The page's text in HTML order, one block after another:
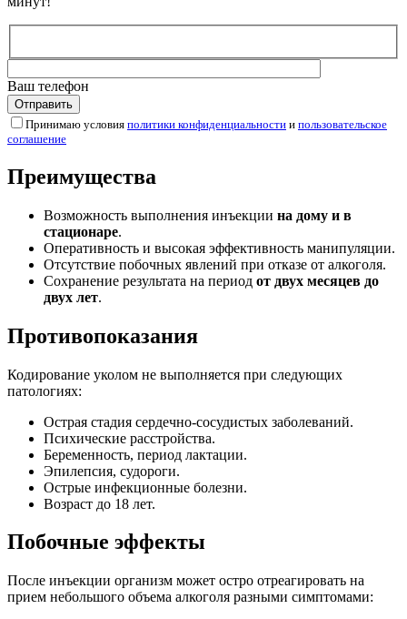
Ваш телефон
Принимаю условия политики конфиденциальности и пользовательское
соглашение
Преимущества
Возможность выполнения инъекции на дому и в
стационаре.
Оперативность и высокая эффективность манипуляции.
Отсутствие побочных явлений при отказе от алкоголя.
Сохранение результата на период от двух месяцев до
двух лет.
Противопоказания
Кодирование уколом не выполняется при следующих
патологиях:
Острая стадия сердечно-сосудистых заболеваний.
Психические расстройства.
Беременность, период лактации.
Эпилепсия, судороги.
Острые инфекционные болезни.
Возраст до 18 лет.
Побочные эффекты
После инъекции организм может остро отреагировать на
прием небольшого объема алкоголя разными симптомами: